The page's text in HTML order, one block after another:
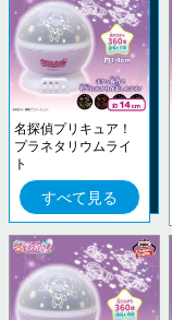
名探偵プリキュア！
プラネタリウムライ
ト
すべて見る